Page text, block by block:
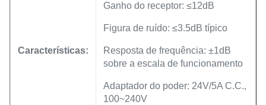
Características:
Ganho do receptor: ≤12dB
Figura de ruído: ≤3.5dB típico
Resposta de frequência: ±1dB
sobre a escala de funcionamento
Adaptador do poder: 24V/5A C.C.,
100~240V